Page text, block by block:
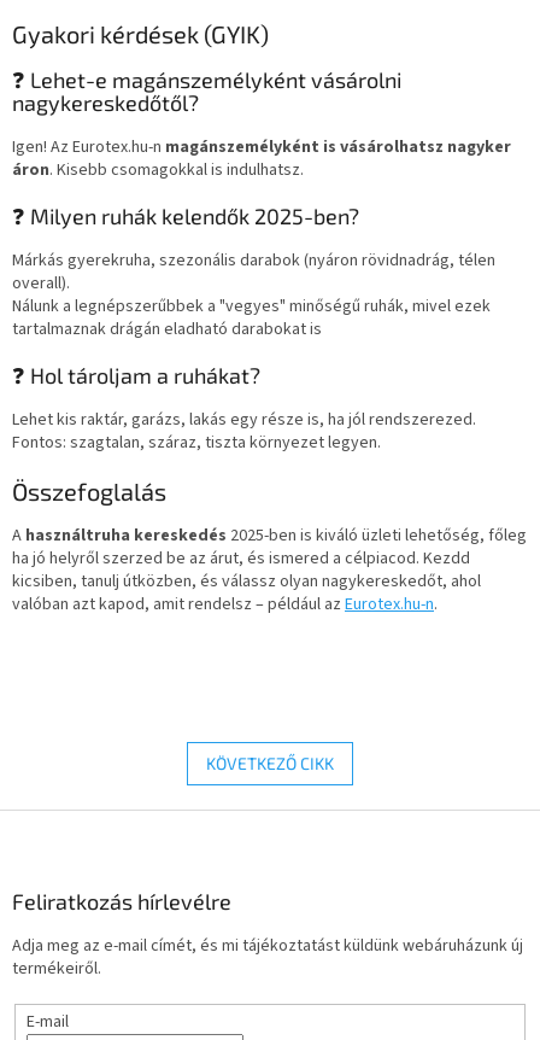
Gyakori kérdések (GYIK)
❓ Lehet-e magánszemélyként vásárolni
nagykereskedőtől?
Igen! Az Eurotex.hu-n magánszemélyként is vásárolhatsz nagyker
áron. Kisebb csomagokkal is indulhatsz.
❓ Milyen ruhák kelendők 2025-ben?
Márkás gyerekruha, szezonális darabok (nyáron rövidnadrág, télen
overall).
Nálunk a legnépszerűbbek a "vegyes" minőségű ruhák, mivel ezek
tartalmaznak drágán eladható darabokat is
❓ Hol tároljam a ruhákat?
Lehet kis raktár, garázs, lakás egy része is, ha jól rendszerezed.
Fontos: szagtalan, száraz, tiszta környezet legyen.
Összefoglalás
A használtruha kereskedés 2025-ben is kiváló üzleti lehetőség, főleg
ha jó helyről szerzed be az árut, és ismered a célpiacod. Kezdd
kicsiben, tanulj útközben, és válassz olyan nagykereskedőt, ahol
valóban azt kapod, amit rendelsz – például az Eurotex.hu-n.
KÖVETKEZŐ CIKK
Feliratkozás hírlevélre
Adja meg az e-mail címét, és mi tájékoztatást küldünk webáruházunk új
termékeiről.
E-mail